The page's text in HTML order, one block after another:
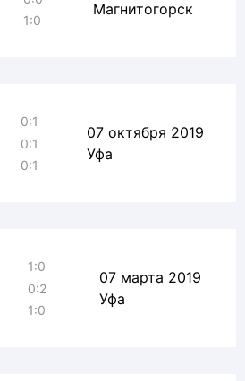
1:0
Магнитогорск
0:1
0:1
0:1
07 октября 2019
Уфа
1:0
0:2
1:0
07 марта 2019
Уфа